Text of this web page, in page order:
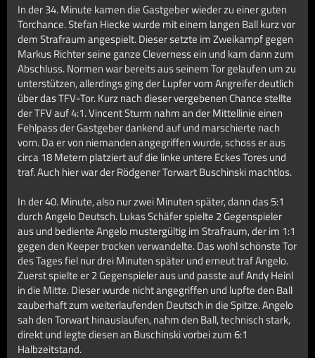
In der 34. Minute kamen die Gastgeber wieder zu einer guten
Torchance. Stefan Hiecke wurde mit einem langen Ball kurz vor
dem Strafraum angespielt. Dieser setzte im Zweikampf gegen
Markus Richter seine ganze Cleverness ein und kam dann zum
Abschluss. Normen war bereits aus seinem Tor gelaufen um zu
unterstützen, allerdings ging der Lupfer vom Angreifer deutlich
über das TFV-Tor. Kurz nach dieser vergebenen Chance stellte
der TFV auf 4:1. Vincent Sturm nahm an der Mittellinie einen
Fehlpass der Gastgeber dankend auf und marschierte nach
vorn. Da er von niemanden angegriffen wurde, schoss er aus
circa 18 Metern platziert auf die linke untere Eckes Tores und
traf. Auch hier war der Rödgener Torwart Buschinski machtlos.
In der 40. Minute, also nur zwei Minuten später, dann das 5:1
durch Angelo Deutsch. Lukas Schäfer spielte 2 Gegenspieler
aus und bediente Angelo mustergültig im Strafraum, der im 1:1
gegen den Keeper trocken verwandelte. Das wohl schönste Tor
des Tages fiel nur drei Minuten später und erneut traf Angelo.
Zuerst spielte er 2 Gegenspieler aus und passte auf Andy Heinl
in die Mitte. Dieser wurde nicht angegriffen und lupfte den Ball
zauberhaft zum weiterlaufenden Deutsch in die Spitze. Angelo
sah den Torwart hinauslaufen, nahm den Ball, technisch stark,
direkt und legte diesen an Buschinski vorbei zum 6:1
Halbzeitstand.